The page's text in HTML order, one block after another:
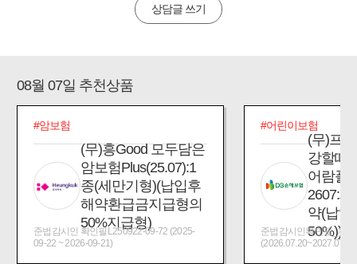
상담글 쓰기
08월 07일 추천상품
#암보험
(무)흥Good 모두담은
암보험Plus(25.07):1
종(세만기형)(납입후
해약환급금지급형의
50%지급형)
준법감시인 확인필L250922-09-72 (2025-
09-22 ~ 2026-09-21)
#어린이보험
(무)프
강할때
어람플
2607:
약(납입
50%))
준법감시인확인필_제